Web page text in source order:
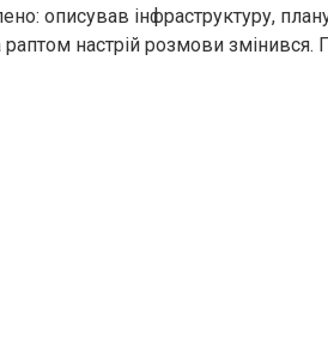
описував інфраструктуру,
раптом настрій розмови